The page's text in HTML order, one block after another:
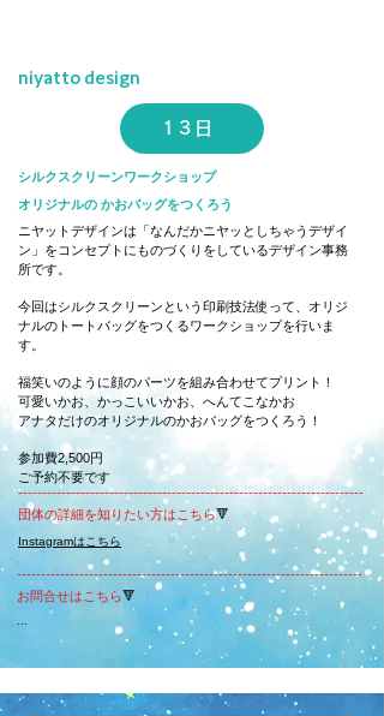
niyatto design
13日
シルクスクリーンワークショップ
オリジナルの かおバッグをつくろう
ニヤットデザインは「なんだかニヤッとしちゃうデザイ
ン」をコンセプトにものづくりをしているデザイン事務
所です。
今回はシルクスクリーンという印刷技法使って、オリジ
ナルのトートバッグをつくるワークショップを行いま
す。
福笑いのように顔のパーツを組み合わせてプリント！
可愛いかお、かっこいいかお、へんてこなかお
アナタだけのオリジナルのかおバッグをつくろう！
参加費2,500円
ご予約不要です
------------------------------------------------------------------------
団体の詳細を知りたい方はこちら​🔻
​Instagramはこちら
------------------------------------------------------------------------
お問合せはこちら​🔻
...